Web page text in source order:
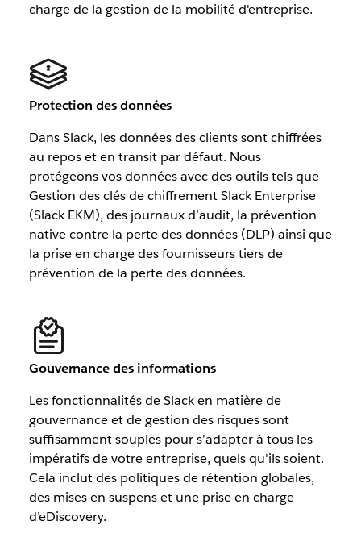
charge de la gestion de la mobilité d'entreprise.
Protection des données
Dans Slack, les données des clients sont chiffrées
au repos et en transit par défaut. Nous
protégeons vos données avec des outils tels que
Gestion des clés de chiffrement Slack Enterprise
(Slack EKM), des journaux d’audit, la prévention
native contre la perte des données (DLP) ainsi que
la prise en charge des fournisseurs tiers de
prévention de la perte des données.
Gouvernance des informations
Les fonctionnalités de Slack en matière de
gouvernance et de gestion des risques sont
suffisamment souples pour s’adapter à tous les
impératifs de votre entreprise, quels qu'ils soient.
Cela inclut des politiques de rétention globales,
des mises en suspens et une prise en charge
d’eDiscovery.